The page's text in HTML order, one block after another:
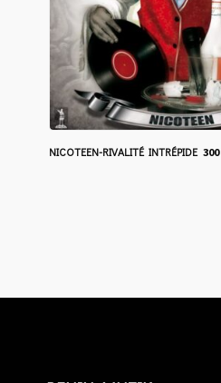
NICOTEEN-RIVALITÉ INTRÉPIDE 300